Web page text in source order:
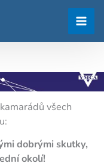
všech
dobrými skutky,
okolí!